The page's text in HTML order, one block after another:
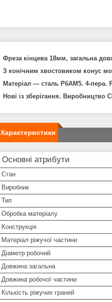
Фреза кінцева 18мм, загальна
З конічним хвостовиком конус
Матеріал — сталь Р6АМ5. 4-пера.
Нові із зберігання. Виробництво
Характеристики
Основні атрибути
Стан
Виробник
Тип
Обробка матеріалу
Конструкція
Матеріал ріжучої частини
Діаметр робочий
Довжина загальна
Довжина робочої частини
Кількість ріжучих граней